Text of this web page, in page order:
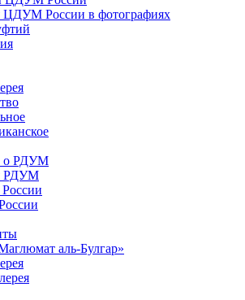
ЦДУМ России в фотографиях
о РДУМ
РДУМ
аль-Булгар»